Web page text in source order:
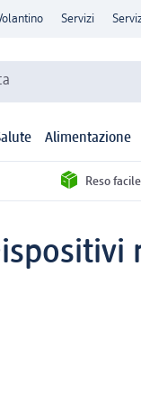
Servizi
Alimentazione
Reso